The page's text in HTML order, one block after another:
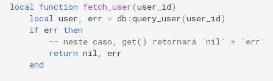
local function fetch_user(user_id)
local
user err = db :query_user(user_id)
if err then
-- neste caso, get() retornará `nil` + `err`
return nil
err
end